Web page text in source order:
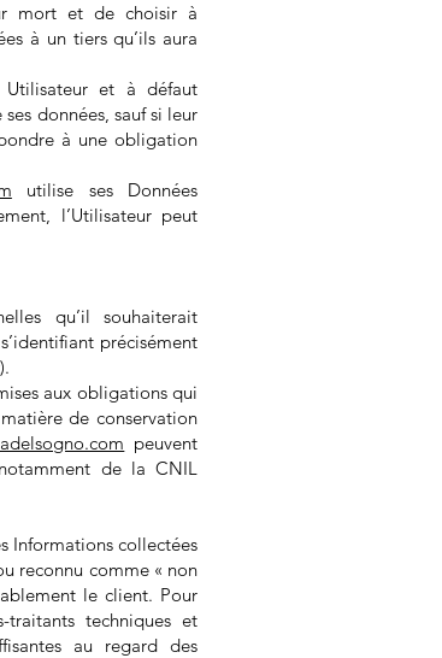
mort et de choisir à
à un tiers qu’ils aura
Utilisateur et à défaut
données, sauf si leur
à une obligation
utilise ses Données
l’Utilisateur peut
qu’il souhaiterait
précisément
aux obligations qui
de conservation
peuvent
de la CNIL
Informations collectées
reconnu comme « non
le client. Pour
techniques et
au regard des